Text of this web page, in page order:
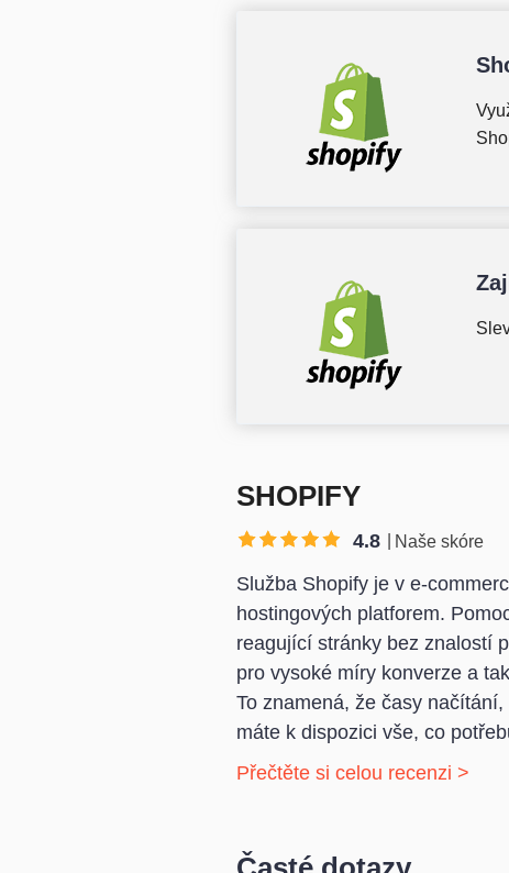
SHOPIFY
4.8 Naše skóre
Služba Shopify je v e-
hostingových platforem.
reagující stránky bez znalostí
pro vysoké míry konverze a
To znamená, že časy
máte k dispozici vše, co
Přečtěte si celou recenzi >